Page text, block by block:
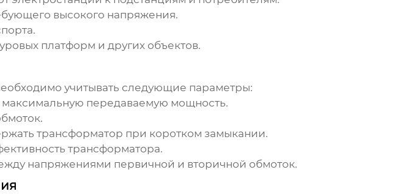
высокого напряжения.
платформ и других объектов.
учитывать следующие параметры:
передаваемую мощность.
трансформатор при коротком замыкании.
трансформатора.
напряжениями первичной и вторичной обмоток.